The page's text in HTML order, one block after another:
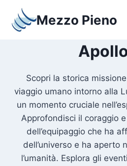
contenuto
Mezzo Pieno
Scopri la storica
viaggio umano intorno alla
un momento cruciale
Approfondisci il coraggio
dell’equipaggio che ha
dell’universo e ha aperto
l’umanità. Esplora gli